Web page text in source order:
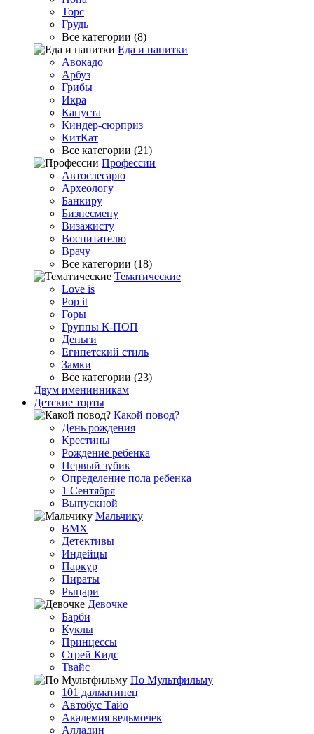
Торс
Грудь
Все категории (8)
Еда и напитки
Авокадо
Арбуз
Грибы
Икра
Капуста
Киндер-сюрприз
КитКат
Все категории (21)
Профессии
Автослесарю
Археологу
Банкиру
Бизнесмену
Визажисту
Воспитателю
Врачу
Все категории (18)
Тематические
Love is
Pop it
Горы
Группы К-ПОП
Деньги
Египетский стиль
Замки
Все категории (23)
Двум именинникам
Детские торты
Какой повод?
День рождения
Крестины
Рождение ребенка
Первый зубик
Определение пола ребенка
1 Сентября
Выпускной
Мальчику
BMX
Детективы
Индейцы
Паркур
Пираты
Рыцари
Девочке
Барби
Куклы
Принцессы
Стрей Кидс
Твайс
По Мультфильму
101 далматинец
Автобус Тайо
Академия ведьмочек
Алладин